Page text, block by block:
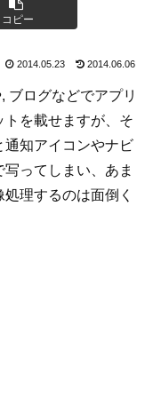
コピー
2014.05.23 2014.06.06
ブログなどでアプリ
を載せますが、そ
通知アイコンやナビ
ってしまい、あま
理するのは面倒く